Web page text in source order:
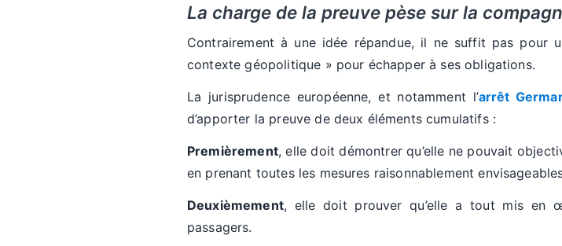
La charge de la preuve pèse sur la
Contrairement à une idée répandue, il ne suffit pas pour
contexte géopolitique » pour échapper à ses obligations.
La jurisprudence européenne, et notamment l’arrêt
d’apporter la preuve de deux éléments cumulatifs :
Premièrement, elle doit démontrer qu’elle ne pouvait
en prenant toutes les mesures raisonnablement
Deuxièmement, elle doit prouver qu’elle a tout mis en
passagers.